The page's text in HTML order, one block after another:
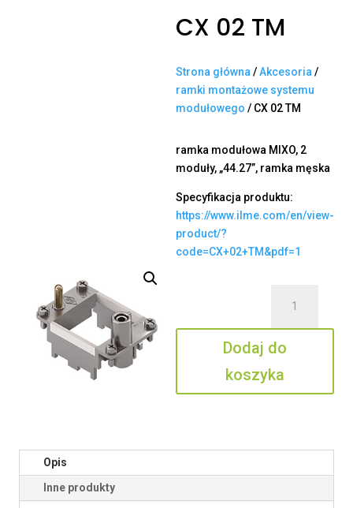
CX 02 TM
Strona główna /Akcesoria /
ramki montażowe systemu
modułowego / CX 02 TM
ramka modułowa MIXO, 2
moduły, „44.27”, ramka męska
Specyfikacja produktu:
https://www.ilme.com/en/view-
product/?
code=CX+02+TM&pdf=1
02
TM
Dodaj do
koszyka
Opis
Inne produkty